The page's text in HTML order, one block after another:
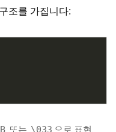
조를 가집니다:
또는 \033 으로 표현.